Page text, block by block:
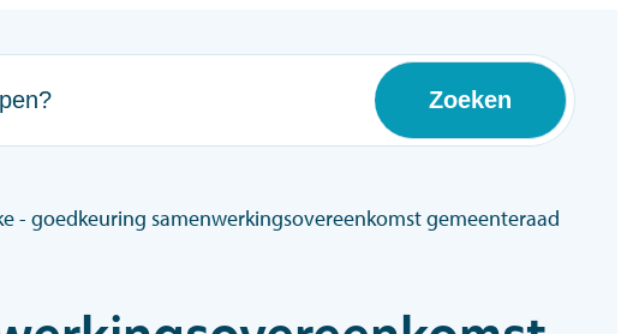
Zoeken
- goedkeuring samenwerkingsovereenkomst gemeenteraad